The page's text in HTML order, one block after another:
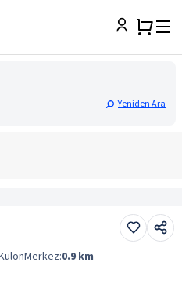
Yeniden Ara
Merkez:0.9 km